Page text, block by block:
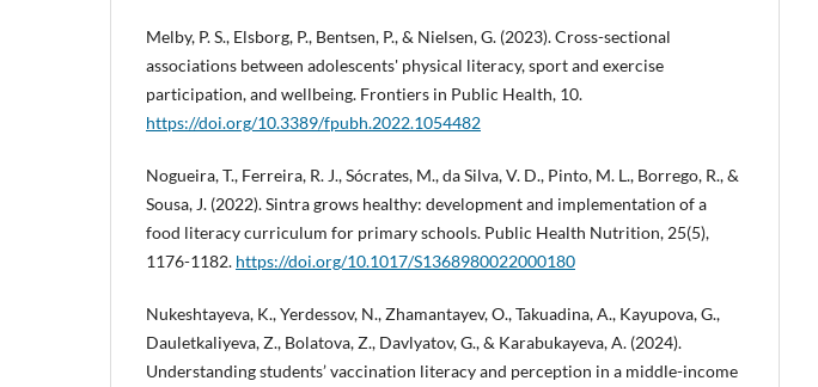
Melby, P. S., Elsborg, P., Bentsen, P., & Nielsen, G. (2023). Cross-sectional
associations between adolescents' physical literacy, sport and exercise
participation, and wellbeing. Frontiers in Public Health, 10.
https://doi.org/10.3389/fpubh.2022.1054482
Nogueira, T., Ferreira, R. J., Sócrates, M., da Silva, V. D., Pinto, M. L., Borrego, R., &
Sousa, J. (2022). Sintra grows healthy: development and implementation of a
food literacy curriculum for primary schools. Public Health Nutrition, 25(5),
1176-1182. https://doi.org/10.1017/S1368980022000180
Nukeshtayeva, K., Yerdessov, N., Zhamantayev, O., Takuadina, A., Kayupova, G.,
Dauletkaliyeva, Z., Bolatova, Z., Davlyatov, G., & Karabukayeva, A. (2024).
Understanding students’ vaccination literacy and perception in a middle-income